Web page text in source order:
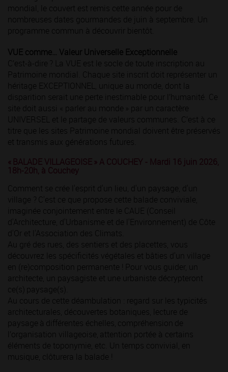
mondial, le couvert est remis cette année pour de
nombreuses dates gourmandes de juin à septembre. Un
programme commun à découvrir bientôt.
VUE comme… Valeur Universelle Exceptionnelle
C’est-à-dire ? La VUE est le socle de toute inscription au
Patrimoine mondial. Chaque site inscrit doit représenter un
héritage EXCEPTIONNEL, unique au monde, dont la
disparition serait une perte inestimable pour l’humanité. Ce
site doit aussi « parler au monde » par un caractère
UNIVERSEL et le partage de valeurs communes. C’est à ce
titre que les sites Patrimoine mondial doivent être préservés
et transmis aux générations futures.
« BALADE VILLAGEOISE » A COUCHEY - Mardi 16 juin 2026,
18h-20h, à Couchey
Comment se crée l'esprit d'un lieu, d'un paysage, d'un
village ? C'est ce que propose cette balade conviviale,
imaginée conjointement entre le CAUE (Conseil
d'Architecture, d'Urbanisme et de l'Environnement) de Côte
d'Or et l'Association des Climats.
Au gré des rues, des sentiers et des placettes, vous
découvrez les spécificités végétales et bâties d'un village
en (re)composition permanente ! Pour vous guider, un
architecte, un paysagiste et une urbaniste décrypteront
ce(s) paysage(s).
Au cours de cette déambulation : regard sur les typicités
architecturales, découvertes botaniques, lecture de
paysage à différentes échelles, compréhension de
l’organisation villageoise, attention portée à certains
éléments de toponymie, etc. Un temps convivial, en
musique, clôturera la balade !